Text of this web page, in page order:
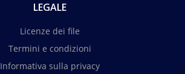
LEGALE
Licenze dei file
Termini e condizioni
Informativa sulla privacy